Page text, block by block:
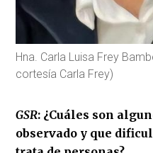
Hna. Carla Luisa Frey
cortesía Carla Frey)
GSR: ¿Cuáles son
observado y que